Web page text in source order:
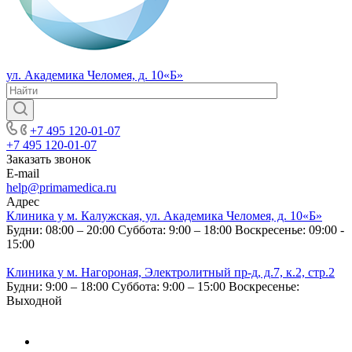
ул. Академика Челомея, д. 10«Б»
+7 495 120-01-07
+7 495 120-01-07
Заказать звонок
E-mail
help@primamedica.ru
Адрес
Клиника у м. Калужская, ул. Академика Челомея, д. 10«Б»
Будни: 08:00 – 20:00 Суббота: 9:00 – 18:00 Воскресенье: 09:00 -
15:00
Клиника у м. Нагороная, Электролитный пр-д, д.7, к.2, стр.2
Будни: 9:00 – 18:00 Суббота: 9:00 – 15:00 Воскресенье:
Выходной